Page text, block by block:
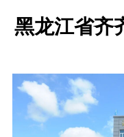
黑龙江省齐